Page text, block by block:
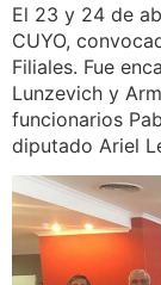
El 23 y 24 de
CUYO,
Filiales. Fue
Lunzevich y
funcionarios
diputado Ariel